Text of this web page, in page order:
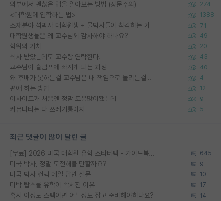
외부에서 괜찮은 랩을 알아보는 방법 (장문주의) 274
<대학원에 입학하는 법> 1388
소재분야 석박사 대학원생 + 물박사들이 착각하는 거 71
대학원생들은 왜 교수님께 감사해야 하나요? 49
학위의 가치 20
석사 받았는데도 교수랑 연락한다. 43
교수님이 슬럼프에 빠지게 되는 과정 40
왜 후배가 못하는걸 교수님은 내 책임으로 돌리는걸까요? 4
편애 하는 방법 12
이사이트가 처음엔 정말 도움많이됐는데 9
커뮤니티는 다 쓰레기통이지 5
최근 댓글이 많이 달린 글
[무료] 2026 미국 대학원 유학 스타터팩 - 가이드북 & 합격자 컨택메일 템플릿 645
미국 박사, 정말 도전해볼 만할까요? 9
미국 박사 컨택 메일 답변 질문 10
미박 탑스쿨 유학이 빡세진 이유 17
혹시 이정도 스펙이면 어느정도 잡고 준비해야하나요? 14